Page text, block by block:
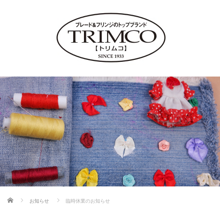
ホーム お知らせ 臨時休業のお知らせ